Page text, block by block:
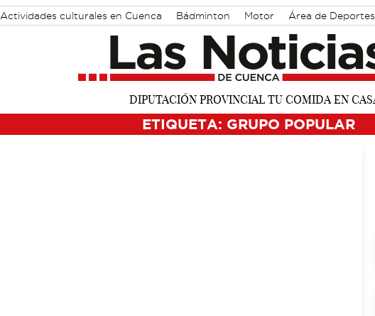
Actividades culturales en Cuenca Bádminton Motor Área de Deportes
ETIQUETA: GRUPO POPULAR